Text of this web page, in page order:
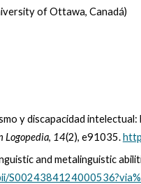
of Ottawa, Canadá)
y discapacidad
Logopedia, 14(2), e91035.
and metalinguistic